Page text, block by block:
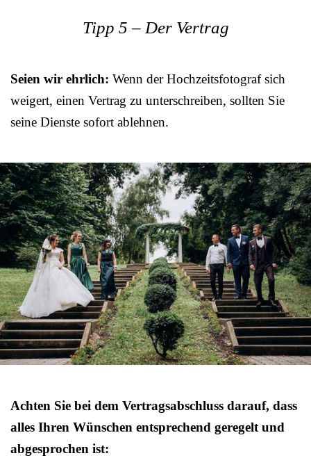
Tipp 5 – Der Vertrag
Seien wir ehrlich: Wenn der Hochzeitsfotograf sich
weigert, einen Vertrag zu unterschreiben, sollten Sie
seine Dienste sofort ablehnen.
Achten Sie bei dem Vertragsabschluss darauf, dass
alles Ihren Wünschen entsprechend geregelt und
abgesprochen ist: